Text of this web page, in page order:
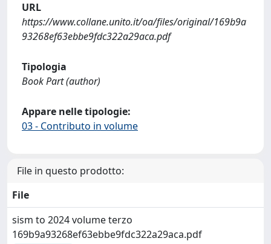
URL
https://www.collane.unito.it/oa/files/original/169b9a
93268ef63ebbe9fdc322a29aca.pdf
Tipologia
Book Part (author)
Appare nelle tipologie:
03 - Contributo in volume
File in questo prodotto:
File
sism to 2024 volume terzo
169b9a93268ef63ebbe9fdc322a29aca.pdf